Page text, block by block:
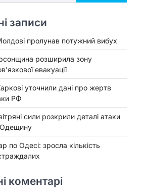
записи
пролунав потужний вибух
розширила зону
евакуації
уточнили дані про жертв
РФ
сили розкрили деталі атаки
по Одесі: зросла кількість
коментарі